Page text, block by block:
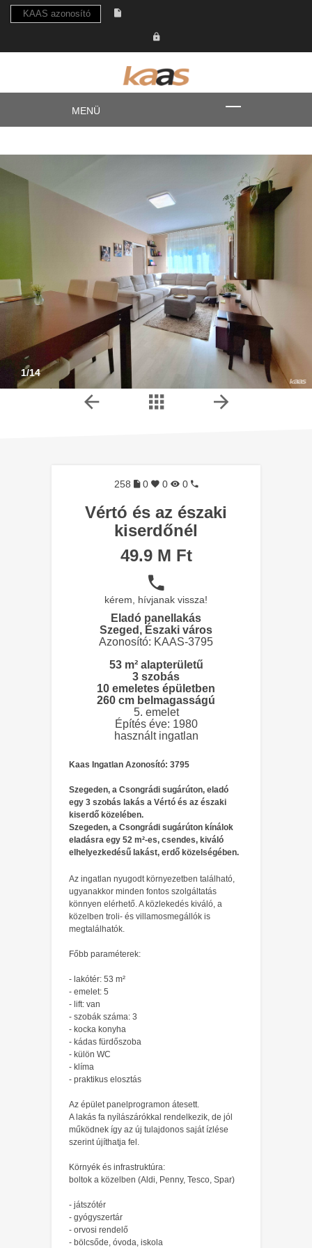
1/14
258 0 0 0
Vértó és az északi
kiserdőnél
49.9 M Ft
kérem, hívjanak vissza!
Eladó panellakás
Szeged, Északi város
Azonosító: KAAS-3795
53 m² alapterületű
3 szobás
10 emeletes épületben
260 cm belmagasságú
5. emelet
Építés éve: 1980
használt ingatlan
Kaas Ingatlan Azonosító: 3795
Szegeden, a Csongrádi sugárúton, eladó
egy 3 szobás lakás a Vértó és az északi
kiserdő közelében.
Szegeden, a Csongrádi sugárúton kínálok
eladásra egy 52 m²-es, csendes, kiváló
elhelyezkedésű lakást, erdő közelségében.
Az ingatlan nyugodt környezetben található,
ugyanakkor minden fontos szolgáltatás
könnyen elérhető. A közlekedés kiváló, a
közelben troli- és villamosmegállók is
megtalálhatók.
Főbb paraméterek:
- lakótér: 53 m²
- emelet: 5
- lift: van
- szobák száma: 3
- kocka konyha
- kádas fürdőszoba
- külön WC
- klíma
- praktikus elosztás
Az épület panelprogramon átesett.
A lakás fa nyílászárókkal rendelkezik, de jól
működnek így az új tulajdonos saját ízlése
szerint újíthatja fel.
Környék és infrastruktúra:
boltok a közelben (Aldi, Penny, Tesco, Spar)
- játszótér
- gyógyszertár
- orvosi rendelő
- bölcsőde, óvoda, iskola